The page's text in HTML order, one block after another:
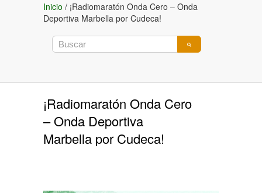
Inicio / ¡Radiomaratón Onda Cero – Onda
Deportiva Marbella por Cudeca!
¡Radiomaratón Onda Cero
– Onda Deportiva
Marbella por Cudeca!